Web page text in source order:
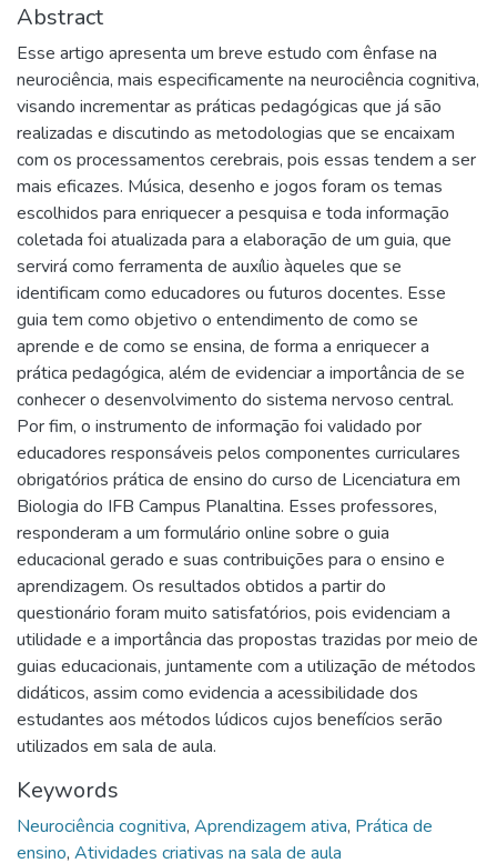
Abstract
Esse artigo apresenta um breve estudo com ênfase na
neurociência, mais especificamente na neurociência cognitiva,
visando incrementar as práticas pedagógicas que já são
realizadas e discutindo as metodologias que se encaixam
com os processamentos cerebrais, pois essas tendem a ser
mais eficazes. Música, desenho e jogos foram os temas
escolhidos para enriquecer a pesquisa e toda informação
coletada foi atualizada para a elaboração de um guia, que
servirá como ferramenta de auxílio àqueles que se
identificam como educadores ou futuros docentes. Esse
guia tem como objetivo o entendimento de como se
aprende e de como se ensina, de forma a enriquecer a
prática pedagógica, além de evidenciar a importância de se
conhecer o desenvolvimento do sistema nervoso central.
Por fim, o instrumento de informação foi validado por
educadores responsáveis pelos componentes curriculares
obrigatórios prática de ensino do curso de Licenciatura em
Biologia do IFB Campus Planaltina. Esses professores,
responderam a um formulário online sobre o guia
educacional gerado e suas contribuições para o ensino e
aprendizagem. Os resultados obtidos a partir do
questionário foram muito satisfatórios, pois evidenciam a
utilidade e a importância das propostas trazidas por meio de
guias educacionais, juntamente com a utilização de métodos
didáticos, assim como evidencia a acessibilidade dos
estudantes aos métodos lúdicos cujos benefícios serão
utilizados em sala de aula.
Keywords
Neurociência cognitiva, Aprendizagem ativa, Prática de
ensino, Atividades criativas na sala de aula